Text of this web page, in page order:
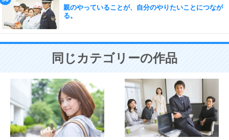
親のやっていることが、自分のやりたいことにつなが
る。
同じカテゴリーの作品